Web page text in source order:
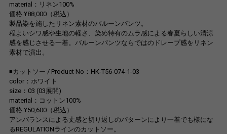
material：リネン100%
価格:¥88,000（税込）
製品染を施したリネン素材のバルーンパンツ。
程よいシワ感や生地の軽さ、染め特有のムラ感による春夏らしい清涼
感を感じさせる一着。バルーンパンツならではのドレープ感をリネン
素材で演出。
◾️カットソー / Product No：HK-T56-074-1-03
color：ホワイト
size：03 (03展開)
material：コットン100%
価格:¥50,600（税込）
アンバランスによる丈感と切り返しのパターンにより一着でも様にな
るREGULATIONラインのカットソー。